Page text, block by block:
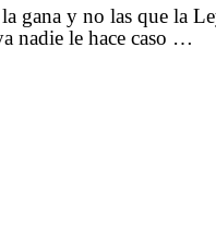
gana y no las que la
nadie le hace caso …